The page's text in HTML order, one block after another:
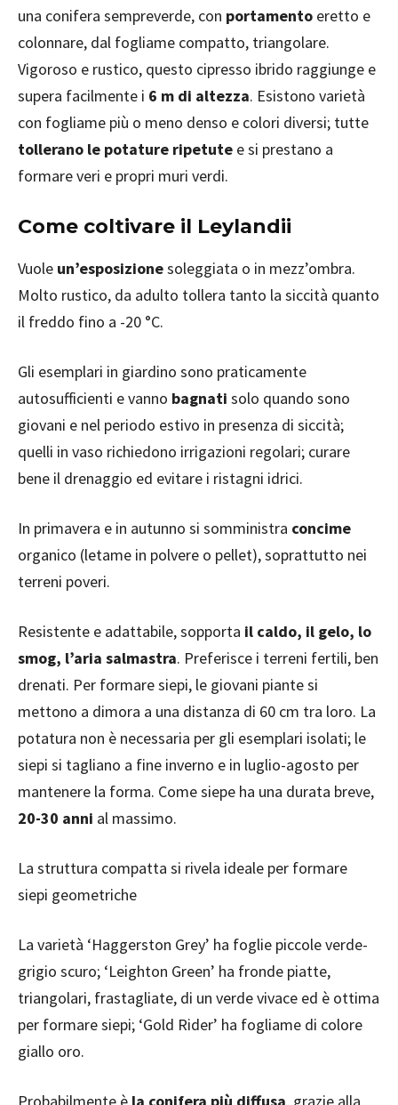
una conifera sempreverde, con portamento eretto e
colonnare, dal fogliame compatto, triangolare.
Vigoroso e rustico, questo cipresso ibrido raggiunge e
supera facilmente i 6 m di altezza. Esistono varietà
con fogliame più o meno denso e colori diversi; tutte
tollerano le potature ripetute e si prestano a
formare veri e propri muri verdi.
Come coltivare il Leylandii
Vuole un’esposizionesoleggiata o in mezz’ombra.
Molto rustico, da adulto tollera tanto la siccità quanto
il freddo fino a -20 °C.
Gli esemplari in giardino sono praticamente
autosufficienti e vanno bagnati solo quando sono
giovani e nel periodo estivo in presenza di siccità;
quelli in vaso richiedono irrigazioni regolari; curare
bene il drenaggio ed evitare i ristagni idrici.
In primavera e in autunno si somministra concime
organico (letame in polvere o pellet), soprattutto nei
terreni poveri.
Resistente e adattabile, sopporta il caldo, il gelo, lo
smog, l’aria salmastra. Preferisce i terreni fertili, ben
drenati. Per formare siepi, le giovani piante si
mettono a dimora a una distanza di 60 cm tra loro. La
potatura non è necessaria per gli esemplari isolati; le
siepi si tagliano a fine inverno e in luglio-agosto per
mantenere la forma. Come siepe ha una durata breve,
20-30 anni al massimo.
La struttura compatta si rivela ideale per formare
siepi geometriche
La varietà ‘Haggerston Grey’ ha foglie piccole verde-
grigio scuro; ‘Leighton Green’ ha fronde piatte,
triangolari, frastagliate, di un verde vivace ed è ottima
per formare siepi; ‘Gold Rider’ ha fogliame di colore
giallo oro.